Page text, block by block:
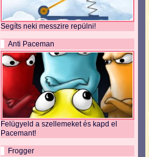
Segíts neki messzire repülni!
Anti Paceman
Felügyeld a szellemeket és kapd el
Pacemant!
Frogger